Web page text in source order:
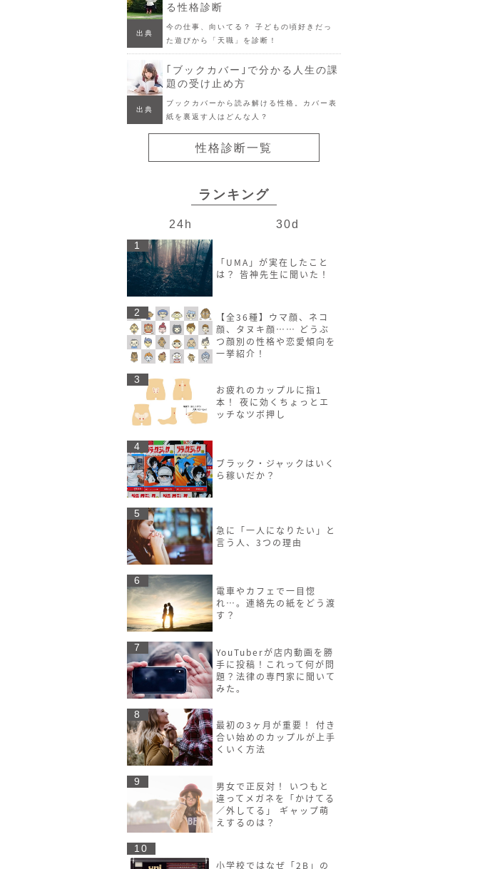
る性格診断
出典
今の仕事、向いてる？ 子どもの頃好きだっ
た遊びから「天職」を診断！
｢ブックカバー｣で分かる人生の課
題の受け止め方
出典
ブックカバーから読み解ける性格。カバー表
紙を裏返す人はどんな人？
性格診断一覧
ランキング
24h 30d
1
「UMA」が実在したこと
は？ 皆神先生に聞いた！
2
【全36種】ウマ顔、ネコ
顔、タヌキ顔…… どうぶ
つ顔別の性格や恋愛傾向を
一挙紹介！
3
お疲れのカップルに指1
本！ 夜に効くちょっとエ
ッチなツボ押し
4
ブラック・ジャックはいく
ら稼いだか？
5
急に「一人になりたい」と
言う人、3つの理由
6
電車やカフェで一目惚
れ…。連絡先の紙をどう渡
す？
7
YouTuberが店内動画を勝
手に投稿！これって何が問
題？法律の専門家に聞いて
みた。
8
最初の3ヶ月が重要！ 付き
合い始めのカップルが上手
くいく方法
9
男女で正反対！ いつもと
違ってメガネを「かけてる
／外してる」 ギャップ萌
えするのは？
10
小学校ではなぜ「2B」の